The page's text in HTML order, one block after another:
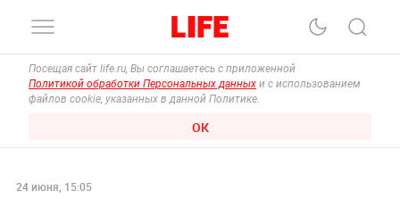
Посещая сайт life.ru, Вы соглашаетесь с приложенной
Политикой обработки Персональных данных и с использованием
файлов cookie, указанных в данной Политике.
ОК
24 июня, 15:05